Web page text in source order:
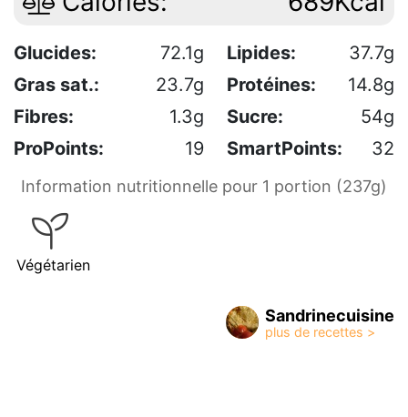
Glucides: 72.1g Lipides:
37.7g
Gras sat.:
23.7g Protéines:
14.8g
Fibres:
1.3g Sucre:
54g
ProPoints:
19 SmartPoints: 32
Information nutritionnelle pour 1 portion (237g)
Végétarien
Sandrinecuisine